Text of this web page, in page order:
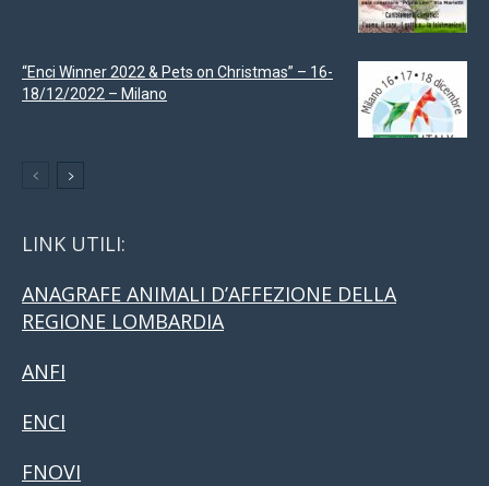
“Enci Winner 2022 & Pets on Christmas” – 16-
18/12/2022 – Milano
LINK UTILI:
ANAGRAFE ANIMALI D’AFFEZIONE DELLA
REGIONE LOMBARDIA
ANFI
ENCI
FNOVI